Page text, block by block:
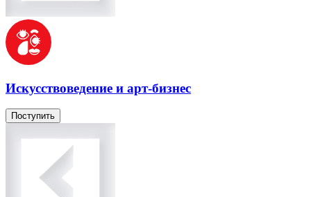
Искусствоведение и арт-бизнес
Поступить